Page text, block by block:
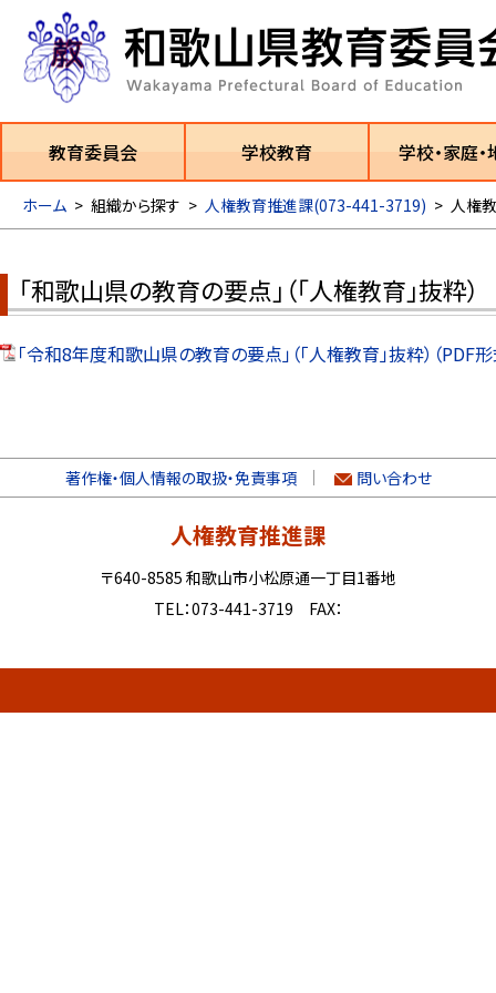
教育委員会 学校教育 学校・家庭
ホーム > 組織から探す > 人権教育推進課(073-441-3719) > 人権
「和歌山県の教育の要点」（「人権教育」抜粋）
「令和8年度和歌山県の教育の要点」（「人権教育」抜粋）（PDF
著作権・個人情報の取扱・免責事項 問い合わせ
人権教育推進課
〒640-8585 和歌山市小松原通一丁目1番地
TEL：073-441-3719 FAX：